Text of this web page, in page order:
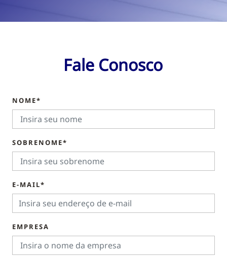
Fale Conosco
NOME*
SOBRENOME*
E-MAIL*
EMPRESA